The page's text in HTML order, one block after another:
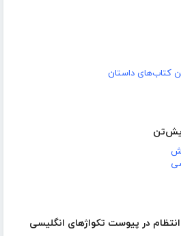
کتاب‌های داستان
در پیوست تکواژهای انگلیسی